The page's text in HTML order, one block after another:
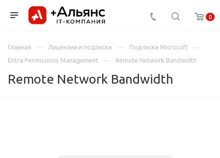
0
Главная Лицензии и подписки
Подписки Microsoft
Entra Permissions Management
Remote Network Bandwidth
Remote Network Bandwidth